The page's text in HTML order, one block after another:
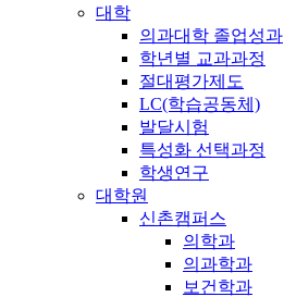
대학
의과대학 졸업성과
학년별 교과과정
절대평가제도
LC(학습공동체)
발달시험
특성화 선택과정
학생연구
대학원
신촌캠퍼스
의학과
의과학과
보건학과